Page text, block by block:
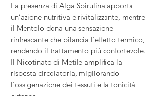
La presenza di Alga Spirulina apporta
un’azione nutritiva e rivitalizzante, mentre
il Mentolo dona una sensazione
rinfrescante che bilancia l’effetto termico,
rendendo il trattamento più confortevole.
Il Nicotinato di Metile amplifica la
risposta circolatoria, migliorando
l’ossigenazione dei tessuti e la tonicità